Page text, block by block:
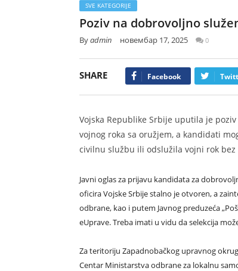
SVE KATEGORIJE
Poziv na dobrovoljno
Byadmin новембар 17, 2025 0
SHARE Facebook
Vojska Republike Srbije uputila je
vojnog roka sa oružjem, a kandidati
civilnu službu ili odslužila vojni rok
Javni oglas za prijavu kandidata za
oficira Vojske Srbije stalno je otvoren, a
odbrane, kao i putem Javnog preduzeća
eUprave. Treba imati u vidu da selekcija
Za teritoriju Zapadnobačkog upravnog
Centar Ministarstva odbrane za lokalnu